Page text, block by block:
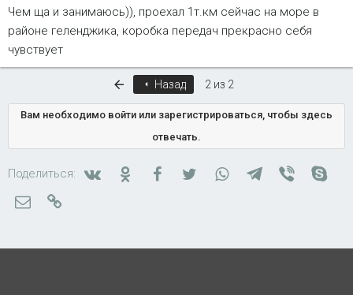
Чем ща и занимаюсь)), проехал 1т.км сейчас на море в
районе геленджика, коробка передач прекрасно себя
чувствует
ПервыйНазад 2 из 2
Вам необходимо войти или зарегистрироваться, чтобы здесь
отвечать.
Поделиться: ВконтактеОдноклассники
FacebookTwitterWhatsAppTelegram
Viber
Электронная почта